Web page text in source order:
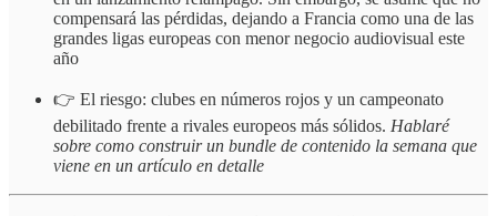
compensará las pérdidas, dejando a Francia como una de las
grandes ligas europeas con menor negocio audiovisual este
año
👉 El riesgo: clubes en números rojos y un campeonato
debilitado frente a rivales europeos más sólidos. Hablaré
sobre como construir un bundle de contenido la semana que
viene en un artículo en detalle